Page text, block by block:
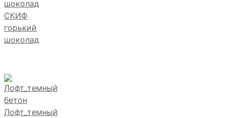
СКИФ
горький
шоколад
Лофт_темный